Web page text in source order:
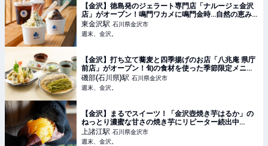
【金沢】徳島発のジェラート専門店「ナルージェ金沢
店」がオープン！鳴門ワカメに鳴門金時…自然の恵み
をぎゅっと詰め込んだやさしい味わい【NEW OPEN】
- 週末、金沢。
東金沢駅 石川県金沢市
週末、金沢。
【金沢】打ち立て蕎麦と四季揚げのお店「八兆庵 県庁
前店」がオープン！旬の食材を使った季節限定メニュ
ーを堪能して【NEW OPEN】 - 週末、金沢。
磯部(石川県)駅 石川県金沢市
週末、金沢。
【金沢】まるでスイーツ！「金沢壺焼き芋はるか」の
ねっとり濃蜜な甘さの焼き芋にリピーター続出中
♡【NEW OPEN】 - 週末、金沢。
上諸江駅 石川県金沢市
週末、金沢。